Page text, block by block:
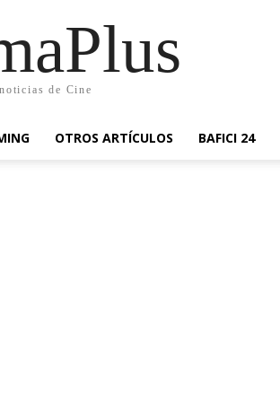
de Cine
OTROS ARTÍCULOS BAFICI 24